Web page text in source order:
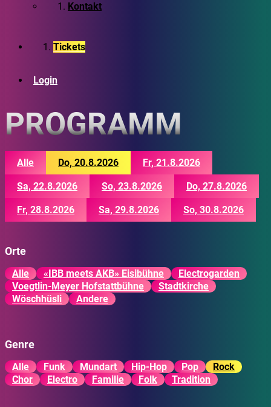
Kontakt
Tickets
Login
PROGRAMM
Alle Do, 20.8.2026 Fr, 21.8.2026
Sa, 22.8.2026 So, 23.8.2026 Do, 27.8.2026
Fr, 28.8.2026 Sa, 29.8.2026 So, 30.8.2026
Orte
Alle «IBB meets AKB» Eisibühne
Electrogarden
Voegtlin-Meyer Hofstattbühne
Stadtkirche
Wöschhüsli
Andere
Genre
Alle Funk Mundart Hip-Hop Pop
Rock
Chor
Electro Familie Folk Tradition